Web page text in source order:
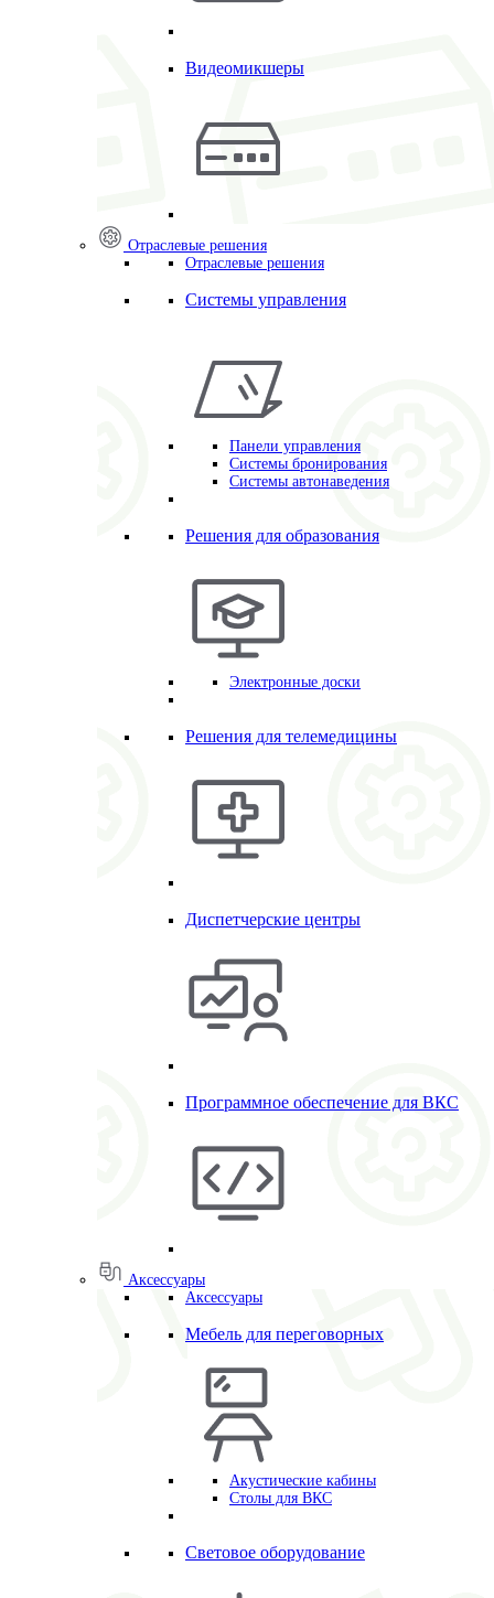
Видеомикшеры
Отраслевые решения
Отраслевые решения
Системы управления
Панели управления
Системы бронирования
Системы автонаведения
Решения для образования
Электронные доски
Решения для телемедицины
Диспетчерские центры
Программное обеспечение для ВКС
Аксессуары
Аксессуары
Мебель для переговорных
Акустические кабины
Столы для ВКС
Световое оборудование